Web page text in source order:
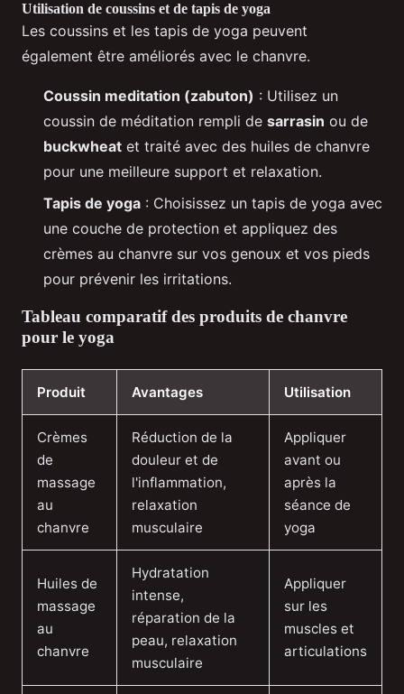
Utilisation de coussins et de tapis de yoga
Les coussins et les tapis de yoga peuvent
également être améliorés avec le chanvre.
Coussin meditation (zabuton) : Utilisez un
coussin de méditation rempli de sarrasin ou de
buckwheat et traité avec des huiles de chanvre
pour une meilleure support et relaxation.
Tapis de yoga : Choisissez un tapis de yoga avec
une couche de protection et appliquez des
crèmes au chanvre sur vos genoux et vos pieds
pour prévenir les irritations.
Tableau comparatif des produits de chanvre
pour le yoga
Produit Avantages Utilisation
Crèmes
de
massage
au
chanvre
Réduction de la
douleur et de
l'inflammation,
relaxation
musculaire
Appliquer
avant ou
après la
séance de
yoga
Huiles de
massage
au
chanvre
Hydratation
intense,
réparation de la
peau, relaxation
musculaire
Appliquer
sur les
muscles et
articulations